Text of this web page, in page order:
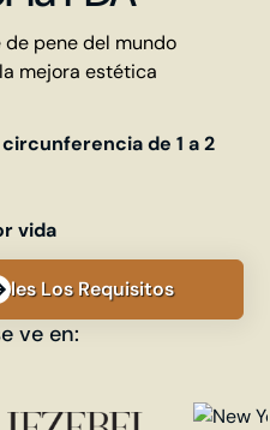
pene del mundo
mejora estética
de 1 a 2
vida
Los Requisitos
ve en: